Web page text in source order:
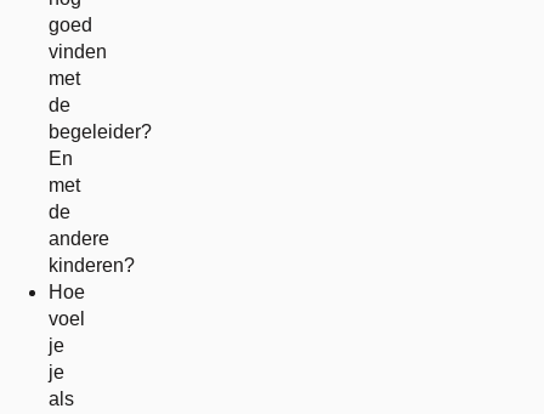
goed
vinden
met
de
begeleider?
En
met
de
andere
kinderen?
Hoe
voel
je
je
als